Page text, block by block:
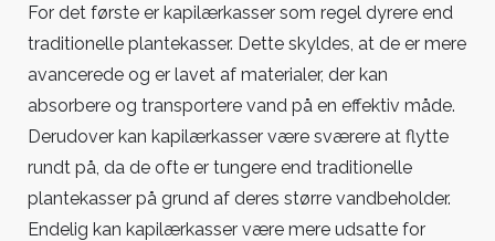
For det første er kapilærkasser som regel dyrere end
traditionelle plantekasser. Dette skyldes, at de er mere
avancerede og er lavet af materialer, der kan
absorbere og transportere vand på en effektiv måde.
Derudover kan kapilærkasser være sværere at flytte
rundt på, da de ofte er tungere end traditionelle
plantekasser på grund af deres større vandbeholder.
Endelig kan kapilærkasser være mere udsatte for